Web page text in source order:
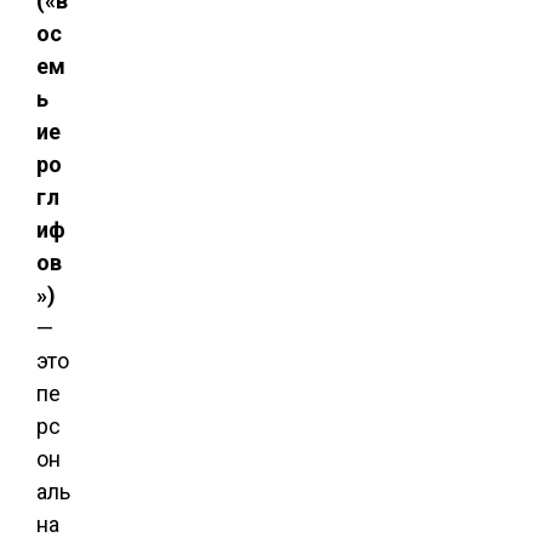
ос
ем
ь
ие
ро
гл
иф
ов
»)
—
это
пе
рс
он
аль
на